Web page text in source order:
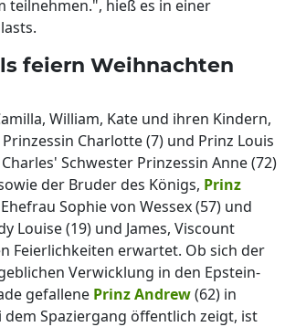
teilnehmen.", hieß es in einer
feiern Weihnachten
William, Kate und ihren Kindern,
Charlotte (7) und Prinz Louis
Schwester Prinzessin Anne (72)
der Bruder des Königs, Prinz
Sophie von Wessex (57) und
Louise (19) und James, Viscount
Feierlichkeiten erwartet. Ob sich der
Verwicklung in den Epstein-
gefallene Prinz Andrew(62) in
Spaziergang öffentlich zeigt, ist